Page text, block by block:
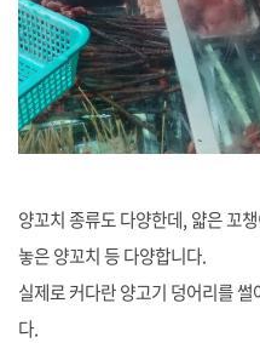
양꼬치 종류도 다양한데, 얇은 꼬
놓은 양꼬치 등 다양합니다.
실제로 커다란 양고기 덩어리를
다.